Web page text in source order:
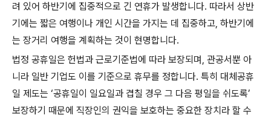
려 있어 하반기에 집중적으로 긴 연휴가 발생합니다. 따라서 상반
기에는 짧은 여행이나 개인 시간을 가지는 데 집중하고, 하반기에
는 장거리 여행을 계획하는 것이 현명합니다.
법정 공휴일은 헌법과 근로기준법에 따라 보장되며, 관공서뿐 아
니라 일반 기업도 이를 기준으로 휴무를 정합니다. 특히 대체공휴
일 제도는 ‘공휴일이 일요일과 겹칠 경우 그 다음 평일을 쉬도록’
보장하기 때문에 직장인의 권익을 보호하는 중요한 장치라 할 수